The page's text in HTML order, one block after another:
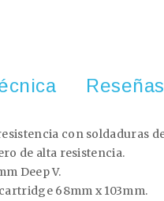
Reseñas
con soldaduras
de alta resistencia.
Deep V.
68mm x 103mm.